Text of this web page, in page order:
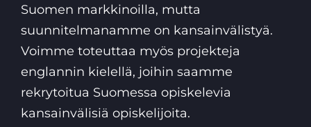
Suomen markkinoilla, mutta
suunnitelmanamme on kansainvälistyä.
Voimme toteuttaa myös projekteja
englannin kielellä, joihin saamme
rekrytoitua Suomessa opiskelevia
kansainvälisiä opiskelijoita.